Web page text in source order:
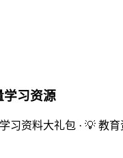
学习资源
习资料大礼包 · 💡 教